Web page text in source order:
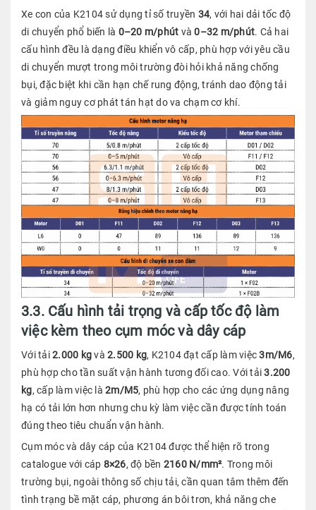
Xe con của K2104 sử dụng tỉ số truyền 34, với hai dải tốc độ
di chuyển phổ biến là 0–20 m/phút và0–32 m/phút. Cả hai
cấu hình đều là dạng điều khiển vô cấp, phù hợp với yêu cầu
di chuyển mượt trong môi trường đòi hỏi khả năng chống
bụi, đặc biệt khi cần hạn chế rung động, tránh dao động tải
và giảm nguy cơ phát tán hạt do va chạm cơ khí.
3.3. Cấu hình tải trọng và cấp tốc độ làm
việc kèm theo cụm móc và dây cáp
Với tải2.000 kgvà 2.500 kg, K2104 đạt cấp làm việc3m/M6,
phù hợp cho tần suất vận hành tương đối cao. Với tải3.200
kg, cấp làm việc là 2m/M5, phù hợp cho các ứng dụng nâng
hạ có tải lớn hơn nhưng chu kỳ làm việc cần được tính toán
đúng theo tiêu chuẩn vận hành.
Cụm móc và dây cáp của K2104 được thể hiện rõ trong
catalogue với cáp 8×26, độ bền 2160 N/mm². Trong môi
trường bụi, ngoài thông số chịu tải, cần quan tâm thêm đến
tình trạng bề mặt cáp, phương án bôi trơn, khả năng che